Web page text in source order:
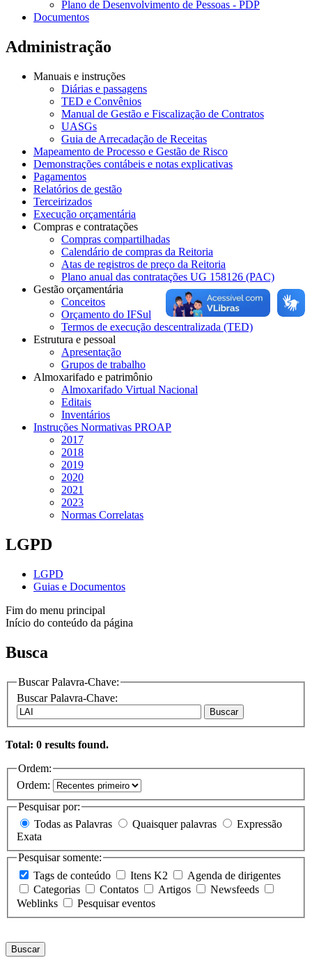
Plano de Desenvolvimento de Pessoas - PDP
Documentos
Administração
Manuais e instruções
Diárias e passagens
TED e Convênios
Manual de Gestão e Fiscalização de Contratos
UASGs
Guia de Arrecadação de Receitas
Mapeamento de Processo e Gestão de Risco
Demonstrações contábeis e notas explicativas
Pagamentos
Relatórios de gestão
Terceirizados
Execução orçamentária
Compras e contratações
Compras compartilhadas
Calendário de compras da Reitoria
Atas de registros de preço da Reitoria
Plano anual das contratações UG 158126 (PAC)
Gestão orçamentária
Conceitos
Orçamento do IFSul
Termos de execução descentralizada (TED)
Estrutura e pessoal
Apresentação
Grupos de trabalho
Almoxarifado e patrimônio
Almoxarifado Virtual Nacional
Editais
Inventários
Instruções Normativas PROAP
2017
2018
2019
2020
2021
2023
Normas Correlatas
LGPD
LGPD
Guias e Documentos
Fim do menu principal
Início do conteúdo da página
Busca
Buscar Palavra-Chave:
Buscar Palavra-Chave:
Buscar
Total: 0 results found.
Ordem:
Ordem:
Pesquisar por:
Todas as Palavras
Quaisquer palavras
Exata
Pesquisar somente:
Tags de conteúdo
Itens K2
Agenda de dirigentes
Categorias
Contatos Artigos
Newsfeeds
Weblinks
Pesquisar eventos
Buscar